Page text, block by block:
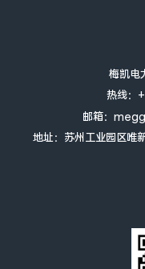
梅凯电
热线：
邮箱：
地址：苏州工业园区